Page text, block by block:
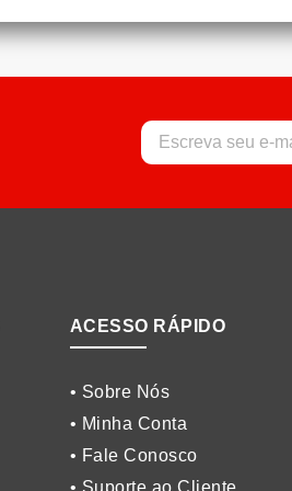
ACESSO RÁPIDO
• Sobre Nós
• Minha Conta
• Fale Conosco
• Suporte ao Cliente